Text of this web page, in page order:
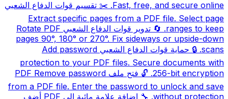
Fast, free, and secure online.
✂️ تقسيم قوات الدفاع الشعبي
Extract specific pages from a PDF file. Select page
ranges to keep.
🔄 تدوير قوات الدفاع الشعبي Rotate PDF
pages 90°, 180° or 270°. Fix sideways or upside-down
scans.
🔒 حماية قوات الدفاع الشعبي Add password
protection to your PDF files. Secure documents with
256-bit encryption.
🔓 فتح ملف PDF Remove password
from a PDF file. Enter the password to unlock and save
without protection.
🔧 إضافة علامة مائية إلى PDF
أضف